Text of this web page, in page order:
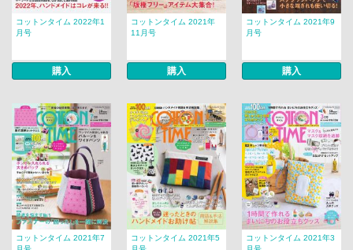
コットンタイム 2022年1
月号
購入
コットンタイム 2021年
11月号
購入
コットンタイム 2021年9
月号
購入
コットンタイム 2021年7
コットンタイム 2021年5
コットンタイム 2021年3